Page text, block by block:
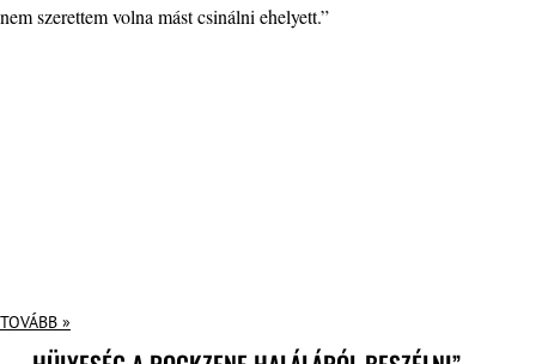
nem szerettem volna mást csinálni ehelyett.”
TOVÁBB »